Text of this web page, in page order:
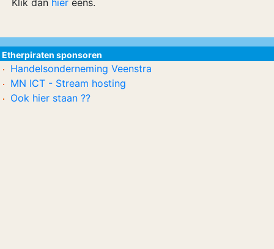
Klik dan hier eens.
Etherpiraten sponsoren
Handelsonderneming Veenstra
MN ICT - Stream hosting
Ook hier staan ??